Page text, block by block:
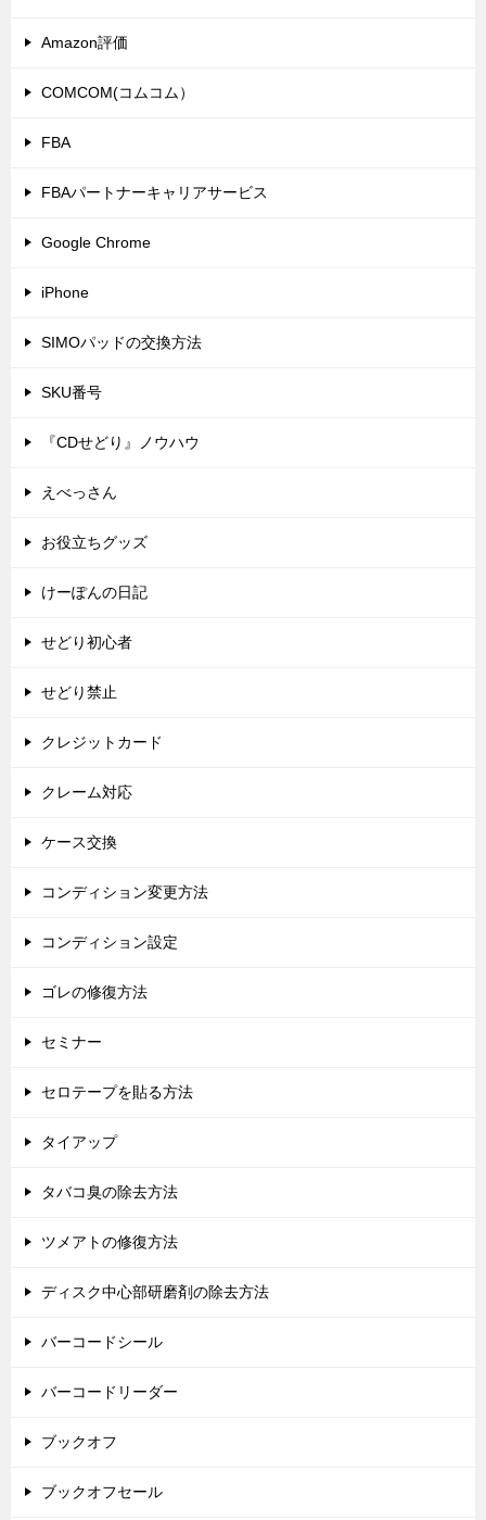
Amazon評価
COMCOM(コムコム）
FBA
FBAパートナーキャリアサービス
Google Chrome
iPhone
SIMOパッドの交換方法
SKU番号
『CDせどり』ノウハウ
えべっさん
お役立ちグッズ
けーぽんの日記
せどり初心者
せどり禁止
クレジットカード
クレーム対応
ケース交換
コンディション変更方法
コンディション設定
ゴレの修復方法
セミナー
セロテープを貼る方法
タイアップ
タバコ臭の除去方法
ツメアトの修復方法
ディスク中心部研磨剤の除去方法
バーコードシール
バーコードリーダー
ブックオフ
ブックオフセール